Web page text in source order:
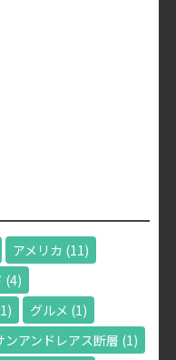
アメリカ (11)
(4)
グルメ (1)
ンアンドレアス断層 (1)